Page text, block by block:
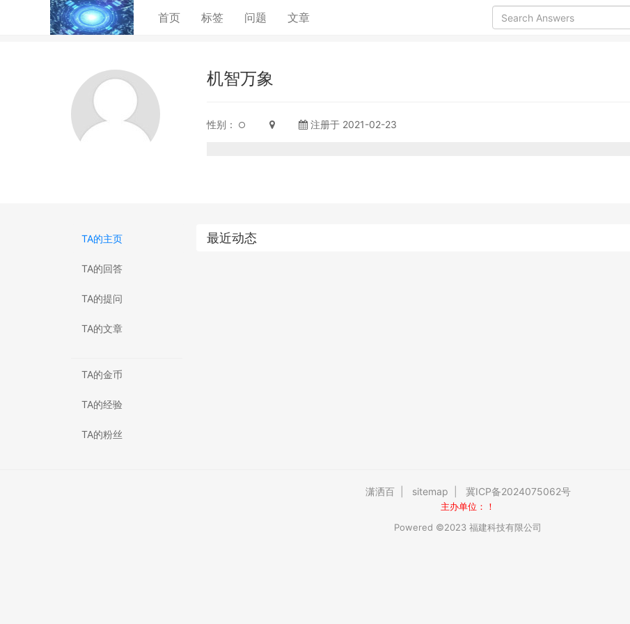
首页(current)
标签 问题 文章
机智万象
性别： 注册于 2021-02-23
TA的主页
TA的回答
TA的提问
TA的文章
TA的金币
TA的经验
TA的粉丝
最近动态
潇洒百 sitemap 冀ICP备2024075062号
主办单位：！
Powered ©2023 福建科技有限公司